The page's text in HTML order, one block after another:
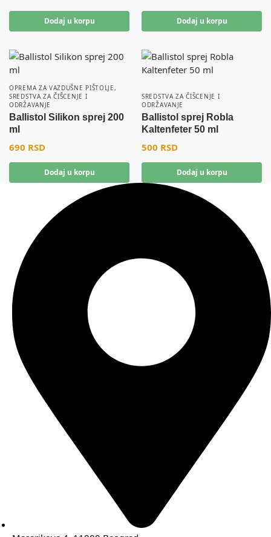
Dodaj u korpu Dodaj u korpu
OPREMA ZA VAZDUŠNE PIŠTOLJE,
SREDSTVA ZA ČIŠCENJE I
ODRŽAVANJE
Ballistol Silikon sprej 200
ml
690 RSD
Dodaj u korpu
SREDSTVA ZA ČIŠCENJE I
ODRŽAVANJE
Ballistol sprej Robla
Kaltenfeter 50 ml
500 RSD
Dodaj u korpu